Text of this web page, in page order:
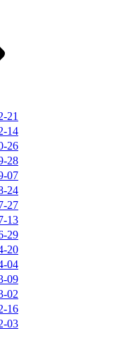
21
14
26
28
07
24
27
13
29
20
04
09
02
16
03